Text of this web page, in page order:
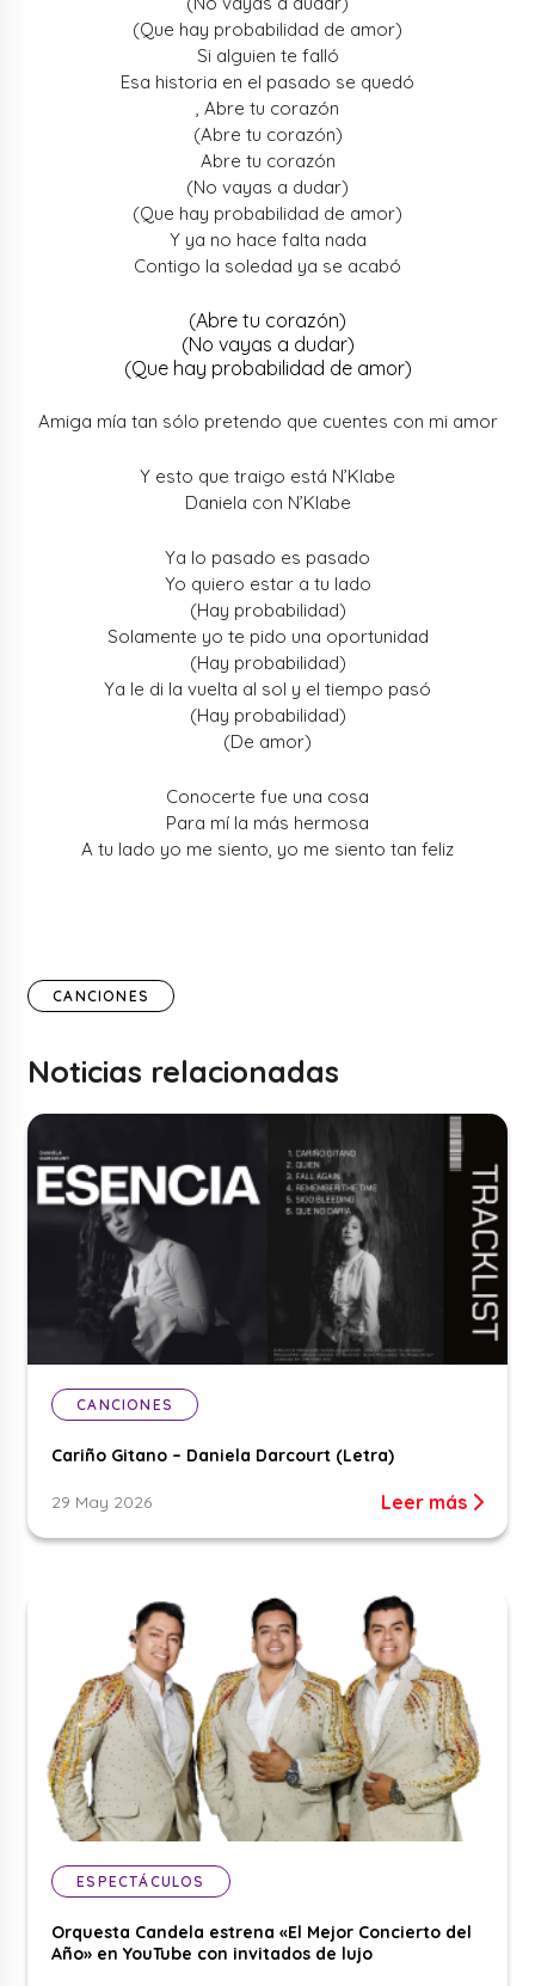
(Que hay probabilidad de amor)
Si alguien te falló
Esa historia en el pasado se quedó
, Abre tu corazón
(Abre tu corazón)
Abre tu corazón
(No vayas a dudar)
(Que hay probabilidad de amor)
Y ya no hace falta nada
Contigo la soledad ya se acabó
(Abre tu corazón)
(No vayas a dudar)
(Que hay probabilidad de amor)
Amiga mía tan sólo pretendo que cuentes con mi amor
Y esto que traigo está N’Klabe
Daniela con N’Klabe
Ya lo pasado es pasado
Yo quiero estar a tu lado
(Hay probabilidad)
Solamente yo te pido una oportunidad
(Hay probabilidad)
Ya le di la vuelta al sol y el tiempo pasó
(Hay probabilidad)
(De amor)
Conocerte fue una cosa
Para mí la más hermosa
A tu lado yo me siento, yo me siento tan feliz
CANCIONES
Noticias relacionadas
CANCIONES
Cariño Gitano – Daniela Darcourt (Letra)
29 May 2026 Leer más
ESPECTÁCULOS
Orquesta Candela estrena «El Mejor Concierto del
Año» en YouTube con invitados de lujo